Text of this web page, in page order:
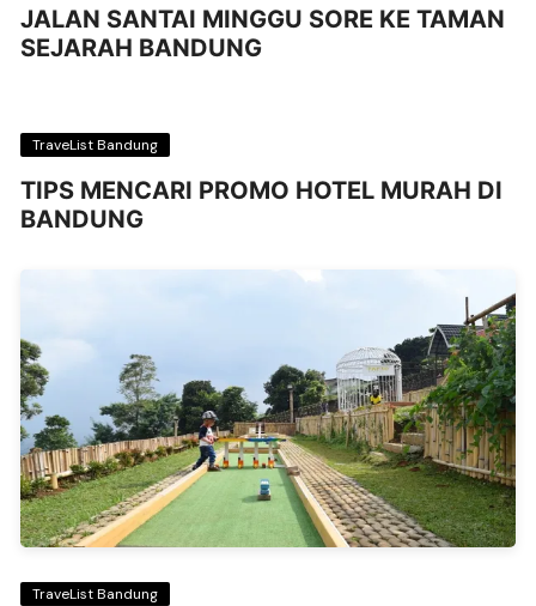
JALAN SANTAI MINGGU SORE KE TAMAN
SEJARAH BANDUNG
TraveList Bandung
TIPS MENCARI PROMO HOTEL MURAH DI
BANDUNG
TraveList Bandung